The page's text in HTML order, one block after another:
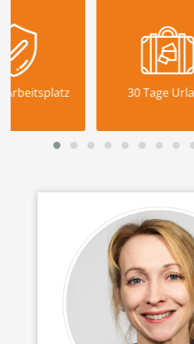
30 Tage Urlaub